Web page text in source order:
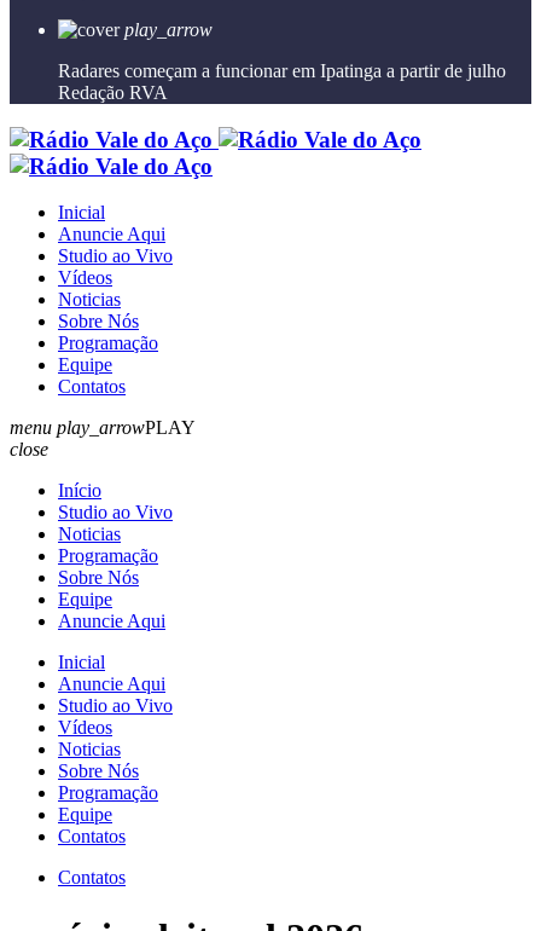
play_arrow
Radares começam a funcionar em Ipatinga a partir de julho
Redação RVA
Inicial
Anuncie Aqui
Studio ao Vivo
Vídeos
Noticias
Sobre Nós
Programação
Equipe
Contatos
menu play_arrowPLAY
close
Início
Studio ao Vivo
Noticias
Programação
Sobre Nós
Equipe
Anuncie Aqui
Inicial
Anuncie Aqui
Studio ao Vivo
Vídeos
Noticias
Sobre Nós
Programação
Equipe
Contatos
Contatos